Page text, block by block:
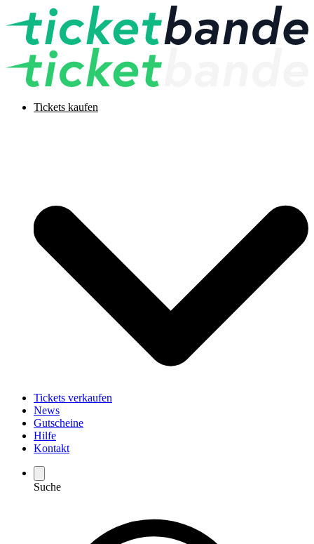
Tickets kaufen
Tickets verkaufen
News
Gutscheine
Hilfe
Kontakt
Suche